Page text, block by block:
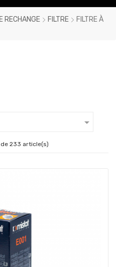
RECHANGE FILTRE
FILTRE À

de 233 article(s)